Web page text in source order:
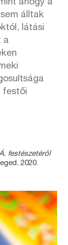
ahogy a
álltak
látási
a
festői
festészetéről
2020.